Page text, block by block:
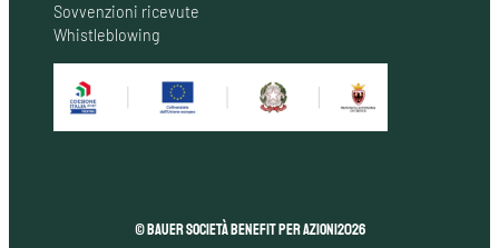
Sovvenzioni ricevute
Whistleblowing
© Bauer Società Benefit per Azioni2026